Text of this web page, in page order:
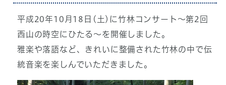
平成20年10月18日(土)に竹林コンサート～第2回
西山の時空にひたる～を開催しました。
雅楽や落語など、きれいに整備された竹林の中で伝
統音楽を楽しんでいただきました。